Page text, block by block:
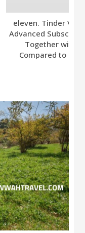
eleven. Tinder
Advanced
Together with
Compared to